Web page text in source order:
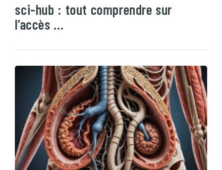
sci-hub : tout comprendre sur
l’accès …